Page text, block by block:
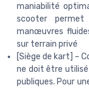
maniabilité
scooter
manœuvres
sur terrain privé
[Siège de kart] –
ne doit être utilisé
publiques. Pour